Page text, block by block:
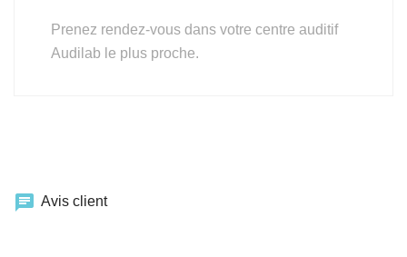
Prenez rendez-vous dans votre centre auditif
Audilab le plus proche.
chat Avis client